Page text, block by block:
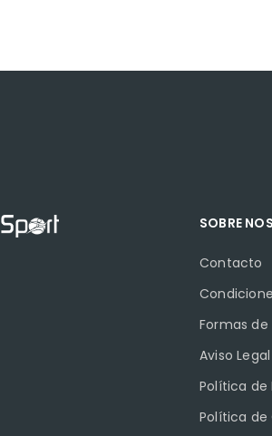
SOBRE
Contacto
Formas
Aviso Legal
Política de
Política de